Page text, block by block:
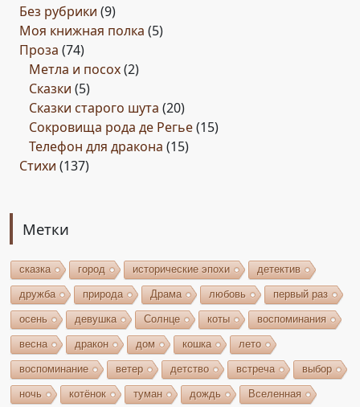
Без рубрики (9)
Моя книжная полка (5)
Проза (74)
Метла и посох(2)
Сказки (5)
Сказки старого шута (20)
Сокровища рода де Регье(15)
Телефон для дракона (15)
Стихи (137)
Метки
сказка город исторические эпохи детектив
дружба природа Драма любовь первый раз
осень девушка Солнце коты воспоминания
весна дракон дом кошка лето
воспоминание ветер детство встреча выбор
ночь котёнок туман дождь Вселенная